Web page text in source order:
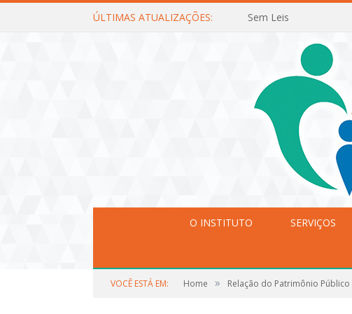
ÚLTIMAS ATUALIZAÇÕES: Sem Leis
O INSTITUTO SERVIÇOS
VOCÊ ESTÁ EM: Home » Relação do Patrimônio Público